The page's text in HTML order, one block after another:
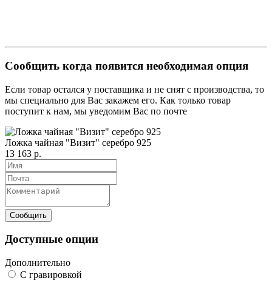
Сообщить когда появится необходимая опция
Если товар остался у поставщика и не снят с производства, то
мы специально для Вас закажем его. Как только товар
поступит к нам, мы уведомим Вас по почте
Ложка чайная "Визит" серебро 925
13 163 р.
Доступные опции
Дополнительно
С гравировкой